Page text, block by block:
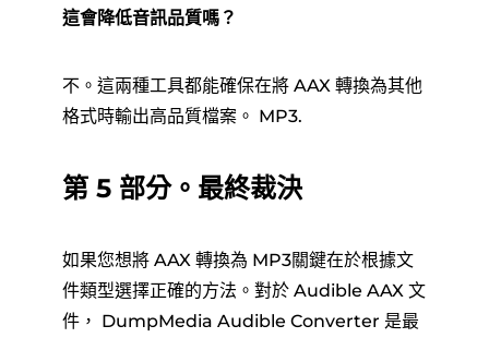
這會降低音訊品質嗎？
不。這兩種工具都能確保在將 AAX 轉換為其他
格式時輸出高品質檔案。 MP3.
第 5 部分。最終裁決
如果您想將 AAX 轉換為 MP3關鍵在於根據文
件類型選擇正確的方法。對於 Audible AAX 文
件， DumpMedia Audible Converter 是最